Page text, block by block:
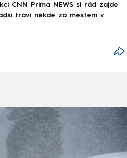
CNN Prima NEWS si rád zajde
tráví někde za městem v